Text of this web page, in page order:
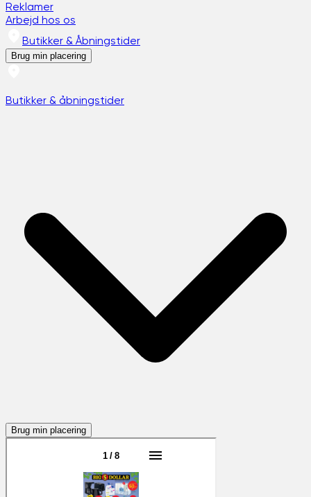
Reklamer
Arbejd hos os
Butikker & Åbningstider
Brug min placering
Butikker & åbningstider
Brug min placering